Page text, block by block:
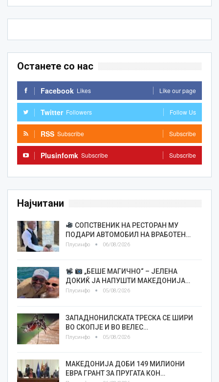
Останете со нас
Facebook Likes Like our page
Twitter Followers Follow Us
RSS Subscribe Subscribe
Plusinfomk Subscribe Subscribe
Најчитани
СОПСТВЕНИК НА РЕСТОРАН МУ
ПОДАРИ АВТОМОБИЛ НА ВРАБОТЕН…
Плусинфо 06/08/2026
„БЕШЕ МАГИЧНО“ – ЈЕЛЕНА
ДОКИЌ ЈА НАПУШТИ МАКЕДОНИЈА…
Плусинфо 05/08/2026
ЗАПАДНОНИЛСКАТА ТРЕСКА СЕ ШИРИ
ВО СКОПЈЕ И ВО ВЕЛЕС…
Плусинфо 05/08/2026
МАКЕДОНИЈА ДОБИ 149 МИЛИОНИ
ЕВРА ГРАНТ ЗА ПРУГАТА КОН…